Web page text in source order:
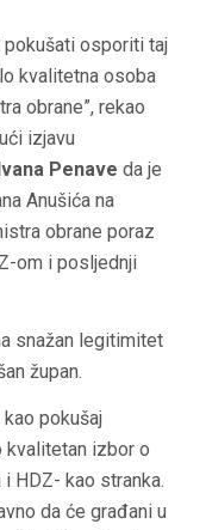
pokušati osporiti taj
kvalitetna osoba
obrane”, rekao
izjavu
Ivana Penave da je
Anušića na
obrane poraz
om i posljednji
snažan legitimitet
župan.
pokušaj
kvalitetan izbor o
HDZ- kao stranka.
da će građani u